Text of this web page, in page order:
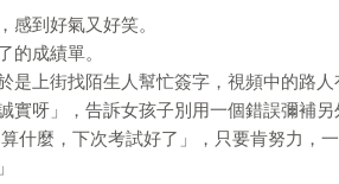
感到好氣又好笑。
的成績單。
上街找陌生人幫忙簽字，視頻中的路人
呀」，告訴女孩子別用一個錯誤彌補另
什麼，下次考試好了」，只要肯努力，一